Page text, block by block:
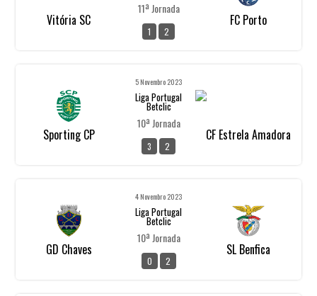
Vitória SC
11ª Jornada
1 2
FC Porto
Sporting CP
5 Novembro 2023
Liga Portugal
Betclic
10ª Jornada
3 2
CF Estrela Amadora
GD Chaves
4 Novembro 2023
Liga Portugal
Betclic
10ª Jornada
0 2
SL Benfica